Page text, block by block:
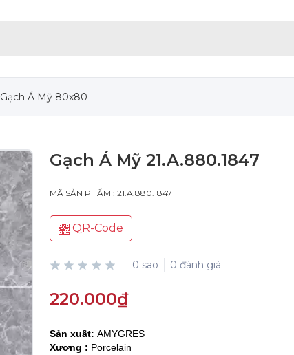
Gạch Á Mỹ 80x80
Gạch Á Mỹ 21.A.880.1847
MÃ SẢN PHẨM : 21.A.880.1847
QR-Code
0 sao 0 đánh giá
220.000₫
Sản xuất: AMYGRES
Xương : Porcelain